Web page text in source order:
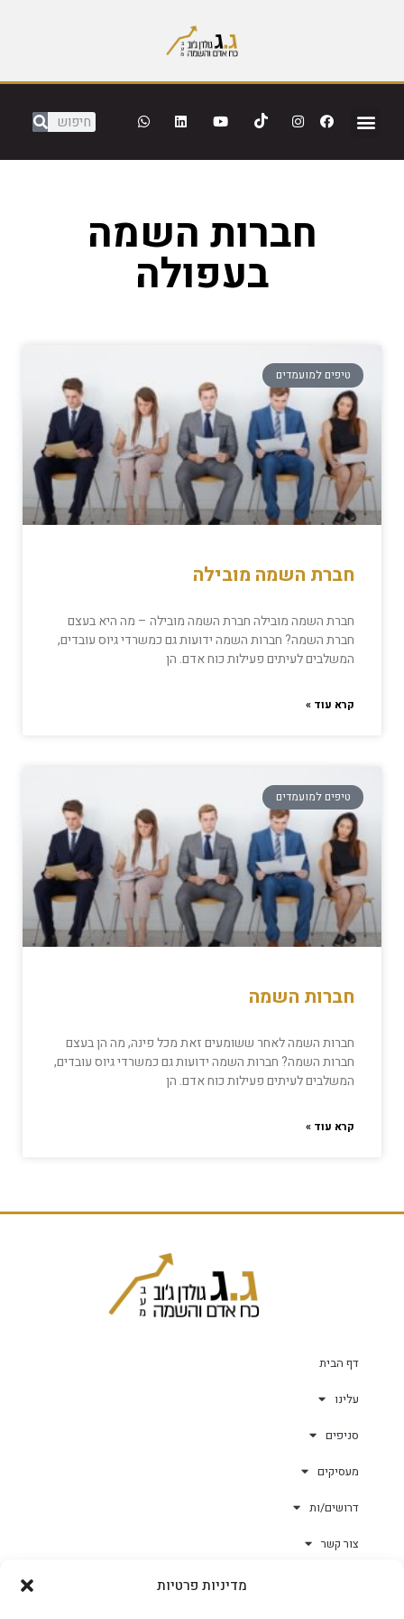
מדיניות פרטיות
חברות השמה
בעפולה
טיפים למועמדים
חברת השמה מובילה
חברת השמה מובילה חברת השמה מובילה – מה היא בעצם
חברת השמה? חברות השמה ידועות גם כמשרדי גיוס עובדים,
המשלבים לעיתים פעילות כוח אדם. הן
קרא עוד »
טיפים למועמדים
חברות השמה
חברות השמה לאחר ששומעים זאת מכל פינה, מה הן בעצם
חברות השמה? חברות השמה ידועות גם כמשרדי גיוס עובדים,
המשלבים לעיתים פעילות כוח אדם. הן
קרא עוד »
דף הבית
עלינו
סניפים
מעסיקים
דרושים/ות
צור קשר